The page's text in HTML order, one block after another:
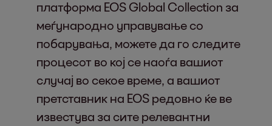
платформа EOS Global Collection за
меѓународно управување со
побарувања, можете да го следите
процесот во кој се наоѓа вашиот
случај во секое време, а вашиот
претставник на EOS редовно ќе ве
известува за сите релевантни